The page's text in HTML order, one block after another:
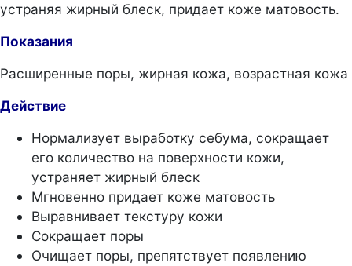
устраняя жирный блеск, придает коже матовость.
Показания
Расширенные поры, жирная кожа, возрастная кожа
Действие
Нормализует выработку себума, сокращает
его количество на поверхности кожи,
устраняет жирный блеск
Мгновенно придает коже матовость
Выравнивает текстуру кожи
Сокращает поры
Очищает поры, препятствует появлению